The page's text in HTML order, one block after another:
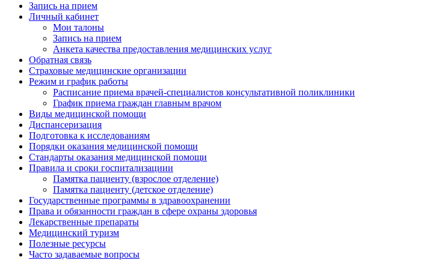
Запись на прием
Личный кабинет
Мои талоны
Запись на прием
Анкета качества предоставления медицинских услуг
Обратная связь
Страховые медицинские организации
Режим и график работы
Расписание приема врачей-специалистов консультативной поликлиники
График приема граждан главным врачом
Виды медицинской помощи
Диспансеризация
Подготовка к исследованиям
Порядки оказания медицинской помощи
Стандарты оказания медицинской помощи
Правила и сроки госпитализациии
Памятка пациенту (взрослое отделение)
Памятка пациенту (детское отделение)
Государственные программы в здравоохранении
Права и обязанности граждан в сфере охраны здоровья
Лекарственные препараты
Медицинский туризм
Полезные ресурсы
Часто задаваемые вопросы